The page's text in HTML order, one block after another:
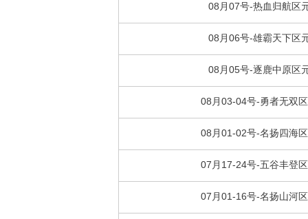
08月07号-热血归航区
08月06号-雄霸天下区
08月05号-逐鹿中原区
08月03-04号-勇者无双
08月01-02号-名扬四海
07月17-24号-五谷丰登
07月01-16号-名扬山河